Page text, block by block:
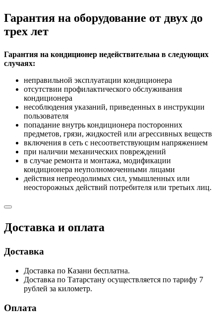
Гарантия на оборудование от двух до
трех лет
Гарантия на кондиционер недействительна в следующих
случаях:
неправильной эксплуатации кондиционера
отсутствии профилактического обслуживания
кондиционера
несоблюдения указаний, приведенных в инструкции
пользователя
попадание внутрь кондиционера посторонних
предметов, грязи, жидкостей или агрессивных веществ
включения в сеть с несоответствующим напряжением
при наличии механических повреждений
в случае ремонта и монтажа, модификации
кондиционера неуполномоченными лицами
действия непреодолимых сил, умышленных или
неосторожных действий потребителя или третьих лиц.
Доставка и оплата
Доставка
Доставка по Казани бесплатна.
Доставка по Татарстану осуществляется по тарифу 7
рублей за километр.
Оплата